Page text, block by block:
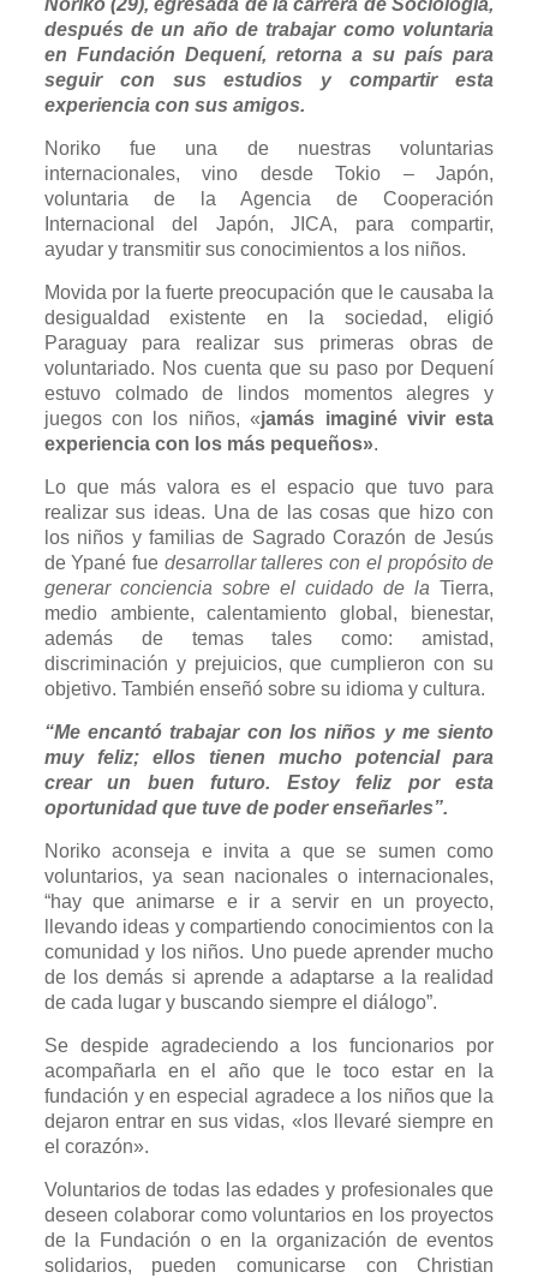
Noriko (29), egresada de la carrera de Sociología,
después de un año de trabajar como voluntaria
en Fundación Dequení, retorna a su país para
seguir con sus estudios y compartir esta
experiencia con sus amigos.
Noriko fue una de nuestras voluntarias
internacionales, vino desde Tokio – Japón,
voluntaria de la Agencia de Cooperación
Internacional del Japón, JICA, para compartir,
ayudar y transmitir sus conocimientos a los niños.
Movida por la fuerte preocupación que le causaba la
desigualdad existente en la sociedad, eligió
Paraguay para realizar sus primeras obras de
voluntariado. Nos cuenta que su paso por Dequení
estuvo colmado de lindos momentos alegres y
juegos con los niños, «jamás imaginé vivir esta
experiencia con los más pequeños».
Lo que más valora es el espacio que tuvo para
realizar sus ideas. Una de las cosas que hizo con
los niños y familias de Sagrado Corazón de Jesús
de Ypané fue desarrollar talleres con el propósito de
generar conciencia sobre el cuidado de laTierra,
medio ambiente, calentamiento global, bienestar,
además de temas tales como: amistad,
discriminación y prejuicios, que cumplieron con su
objetivo. También enseñó sobre su idioma y cultura.
“Me encantó trabajar con los niños y me siento
muy feliz; ellos tienen mucho potencial para
crear un buen futuro. Estoy feliz por esta
oportunidad que tuve de poder enseñarles”.
Noriko aconseja e invita a que se sumen como
voluntarios, ya sean nacionales o internacionales,
“hay que animarse e ir a servir en un proyecto,
llevando ideas y compartiendo conocimientos con la
comunidad y los niños. Uno puede aprender mucho
de los demás si aprende a adaptarse a la realidad
de cada lugar y buscando siempre el diálogo”.
Se despide agradeciendo a los funcionarios por
acompañarla en el año que le toco estar en la
fundación y en especial agradece a los niños que la
dejaron entrar en sus vidas, «los llevaré siempre en
el corazón».
Voluntarios de todas las edades y profesionales que
deseen colaborar como voluntarios en los proyectos
de la Fundación o en la organización de eventos
solidarios, pueden comunicarse con Christian